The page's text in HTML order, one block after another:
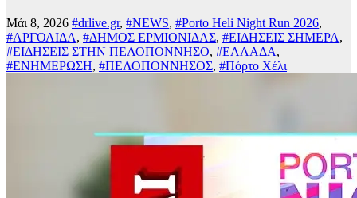
Μάι 8, 2026 #drlive.gr, #NEWS, #Porto Heli Night Run 2026,
#ΑΡΓΟΛΙΔΑ, #ΔΗΜΟΣ ΕΡΜΙΟΝΙΔΑΣ, #ΕΙΔΗΣΕΙΣ ΣΗΜΕΡΑ,
#ΕΙΔΗΣΕΙΣ ΣΤΗΝ ΠΕΛΟΠΟΝΝΗΣΟ, #ΕΛΛΑΔΑ,
#ΕΝΗΜΕΡΩΣΗ, #ΠΕΛΟΠΟΝΝΗΣΟΣ, #Πόρτο Χέλι